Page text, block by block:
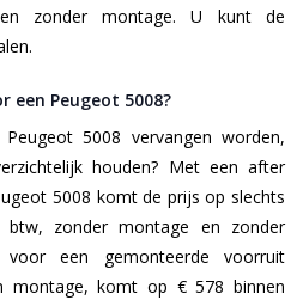
zonder montage. U kunt de
een Peugeot 5008?
5008 vervangen worden,
houden? Met een after
5008 komt de prijs op slechts
zonder montage en zonder
een gemonteerde voorruit
montage, komt op € 578 binnen